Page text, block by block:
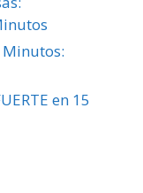
Minutos:
en 15